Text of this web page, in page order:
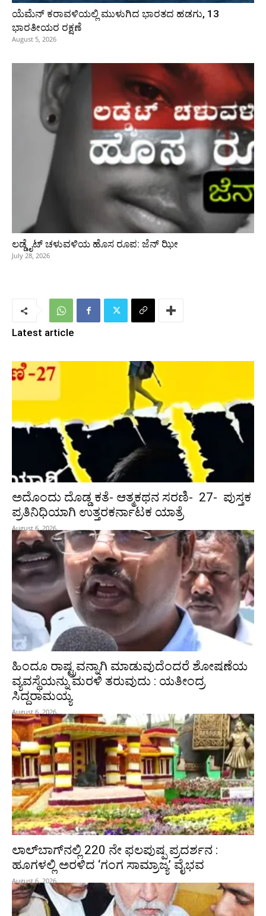
ಯೆಮೆನ್‌ ಕರಾವಳಿಯಲ್ಲಿ ಮುಳುಗಿದ ಭಾರತದ ಹಡಗು, 13
ಭಾರತೀಯರ ರಕ್ಷಣೆ
August 5, 2026
ಲಡ್ಡೈಟ್ ಚಳುವಳಿಯ ಹೊಸ ರೂಪ: ಜೆನ್‌ ಝೀ
July 28, 2026
Latest article
ಅದೊಂದು ದೊಡ್ಡ ಕತೆ- ಆತ್ಮಕಥನ ಸರಣಿ- 27- ಪುಸ್ತಕ
ಪ್ರತಿನಿಧಿಯಾಗಿ ಉತ್ತರಕರ್ನಾಟಕ ಯಾತ್ರೆ
August 6, 2026
ಹಿಂದೂ ರಾಷ್ಟ್ರವನ್ನಾಗಿ ಮಾಡುವುದೆಂದರೆ ಶೋಷಣೆಯ
ವ್ಯವಸ್ಥೆಯನ್ನು ಮರಳಿ ತರುವುದು : ಯತೀಂದ್ರ
ಸಿದ್ದರಾಮಯ್ಯ
August 6, 2026
ಲಾಲ್‍ಬಾಗ್‍ನಲ್ಲಿ 220 ನೇ ಫಲಪುಷ್ಪ ಪ್ರದರ್ಶನ :
ಹೂಗಳಲ್ಲಿ ಅರಳಿದ ‘ಗಂಗ ಸಾಮ್ರಾಜ್ಯ’ ವೈಭವ
August 6, 2026